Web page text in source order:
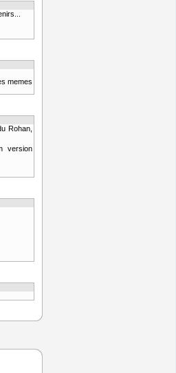
memes
Rohan,
version